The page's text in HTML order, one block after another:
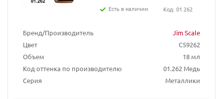
Бренд/Производитель
Jim Scale
Цвет
C59262
Объем
18 мл
Код оттенка по производителю
01.262 Медь
Серия
Металлики
Есть в наличии
Код: 01.262